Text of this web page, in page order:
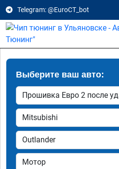
Telegram: @EuroCT_bot
Выберите ваш авто: